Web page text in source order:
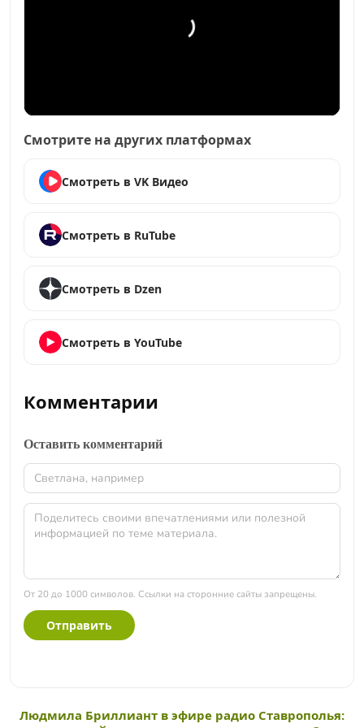
Смотрите на других платформах
Смотреть в VK Видео
Смотреть в RuTube
Смотреть в Dzen
Смотреть в YouTube
Комментарии
Оставить комментарий
От 20 до 1000 символов. Ссылки на сторонние сайты запрещены.
Отправить
Людмила Бриллиант в эфире радио Ставрополья: